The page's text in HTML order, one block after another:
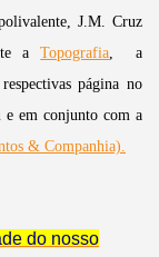
J.M. Cruz
aTopografia , a
página no
em conjunto com a
& Companhia).
do nosso